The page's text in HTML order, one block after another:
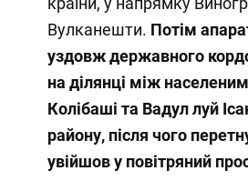
Вулканешти. Потім
уздовж державного
на ділянці між
Колібаші та Вадул луй
району, після чого
увійшов у повітряний